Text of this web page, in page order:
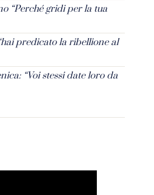
“Perché gridi per la tua
predicato la ribellione al
“Voi stessi date loro da